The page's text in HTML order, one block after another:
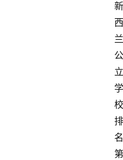
新
西
兰
公
立
学
校
排
名
第